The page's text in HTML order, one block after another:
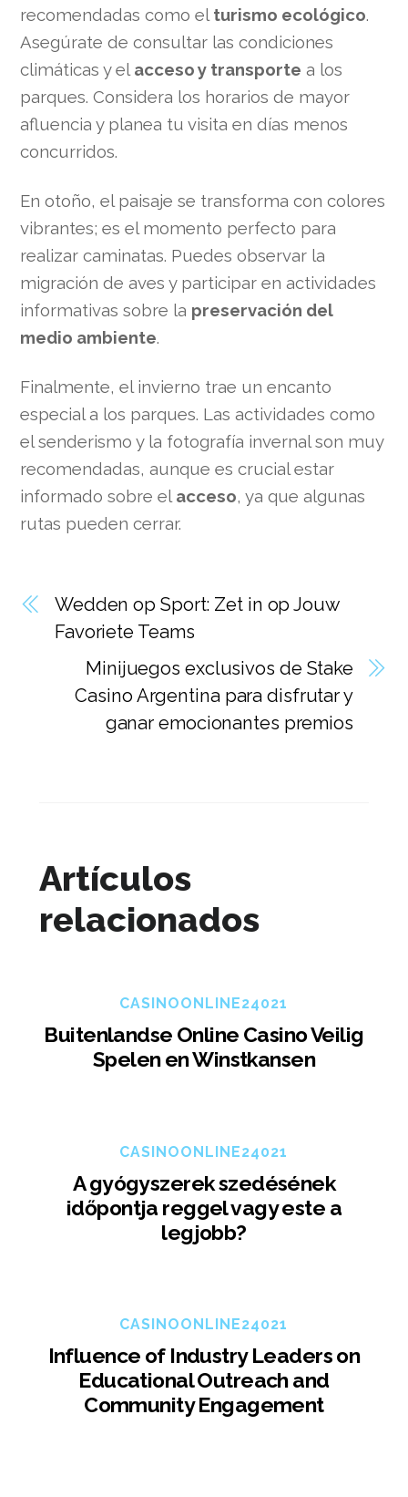
recomendadas como el turismo ecológico.
Asegúrate de consultar las condiciones
climáticas y el acceso y transporte a los
parques. Considera los horarios de mayor
afluencia y planea tu visita en días menos
concurridos.
En otoño, el paisaje se transforma con colores
vibrantes; es el momento perfecto para
realizar caminatas. Puedes observar la
migración de aves y participar en actividades
informativas sobre la preservación del
medio ambiente.
Finalmente, el invierno trae un encanto
especial a los parques. Las actividades como
el senderismo y la fotografía invernal son muy
recomendadas, aunque es crucial estar
informado sobre el acceso, ya que algunas
rutas pueden cerrar.
Wedden op Sport: Zet in op Jouw
Favoriete Teams
Minijuegos exclusivos de Stake
Casino Argentina para disfrutar y
ganar emocionantes premios
Artículos
relacionados
CASINOONLINE24021
Buitenlandse Online Casino Veilig
Spelen en Winstkansen
CASINOONLINE24021
A gyógyszerek szedésének
időpontja reggel vagy este a
legjobb?
CASINOONLINE24021
Influence of Industry Leaders on
Educational Outreach and
Community Engagement